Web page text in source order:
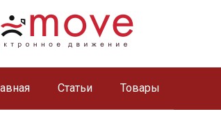
Статьи Товары